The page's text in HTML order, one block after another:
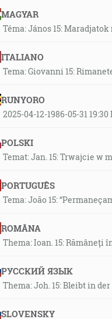
MAGYAR
Téma: János 15:
ITALIANO
Tema: Giovanni 15:
RUNYORO
2025-04-12-1986-05-31
POLSKI
Temat: Jan. 15: Trwajcie w
PORTUGUÊS
Tema: João 15:
ROMÂNA
Thema: Ioan. 15:
РУССКИЙ ЯЗЫК
Thema: Joh. 15: Bleibt in
SLOVENSKY